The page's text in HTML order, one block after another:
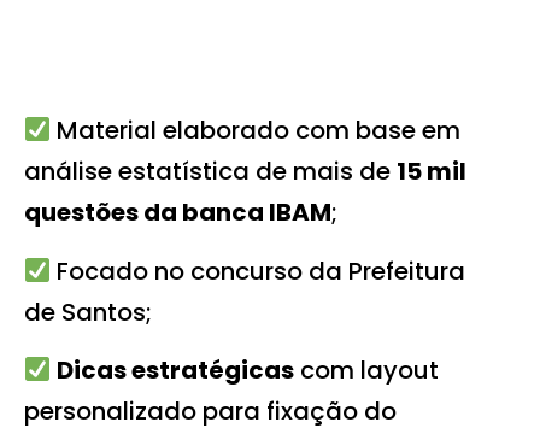
Material elaborado com base em
análise estatística de mais de 15 mil
questões da banca IBAM;
Focado no concurso da Prefeitura
de Santos;
Dicas estratégicascom layout
personalizado para fixação do